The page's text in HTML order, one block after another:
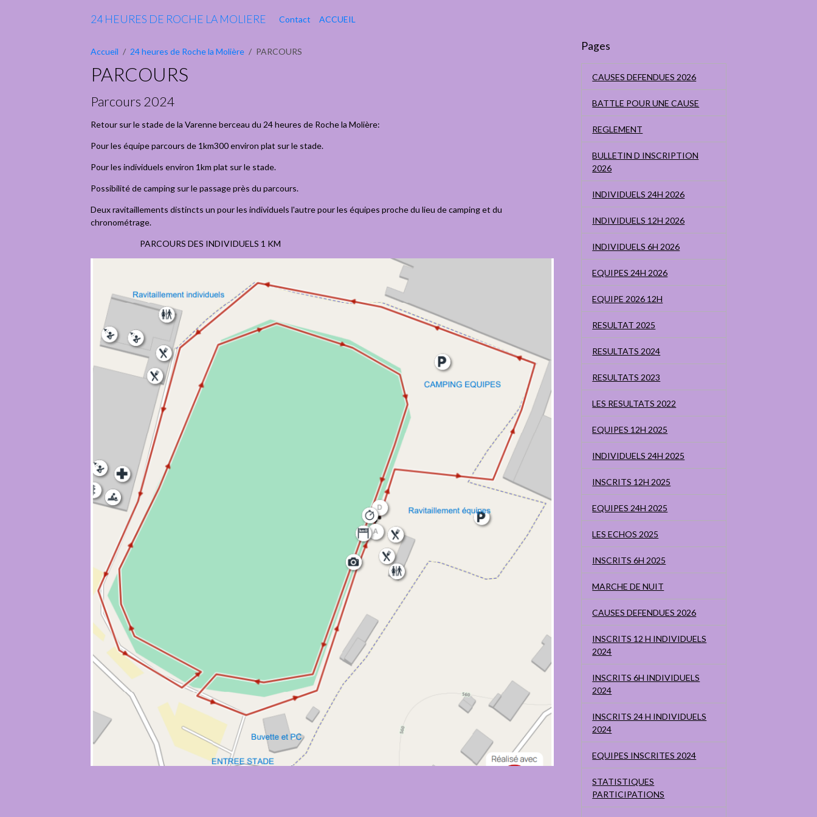
24 HEURES DE ROCHE LA MOLIERE Contact ACCUEIL
Accueil 24 heures de Roche la Molière PARCOURS
PARCOURS
Parcours 2024
Retour sur le stade de la Varenne berceau du 24 heures de Roche la Molière:
Pour les équipe parcours de 1km300 environ plat sur le stade.
Pour les individuels environ 1km plat sur le stade.
Possibilité de camping sur le passage près du parcours.
Deux ravitaillements distincts un pour les individuels l'autre pour les équipes proche du lieu de camping et du
chronométrage.
PARCOURS DES INDIVIDUELS 1 KM
Pages
CAUSES DEFENDUES 2026
BATTLE POUR UNE CAUSE
REGLEMENT
BULLETIN D INSCRIPTION
2026
INDIVIDUELS 24H 2026
INDIVIDUELS 12H 2026
INDIVIDUELS 6H 2026
EQUIPES 24H 2026
EQUIPE 2026 12H
RESULTAT 2025
RESULTATS 2024
RESULTATS 2023
LES RESULTATS 2022
EQUIPES 12H 2025
INDIVIDUELS 24H 2025
INSCRITS 12H 2025
EQUIPES 24H 2025
LES ECHOS 2025
INSCRITS 6H 2025
MARCHE DE NUIT
CAUSES DEFENDUES 2026
INSCRITS 12 H INDIVIDUELS
2024
INSCRITS 6H INDIVIDUELS
2024
INSCRITS 24 H INDIVIDUELS
2024
EQUIPES INSCRITES 2024
STATISTIQUES
PARTICIPATIONS